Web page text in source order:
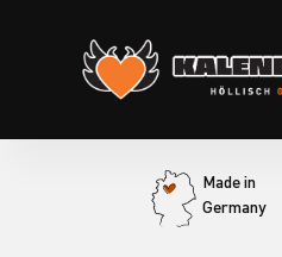
Made in
Germany